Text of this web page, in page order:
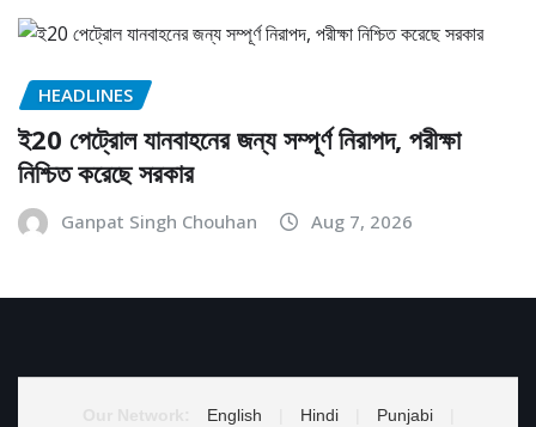
HEADLINES
ই20 পেট্রোল যানবাহনের জন্য সম্পূর্ণ নিরাপদ, পরীক্ষা
নিশ্চিত করেছে সরকার
Ganpat Singh Chouhan Aug 7, 2026
English Hindi Punjabi